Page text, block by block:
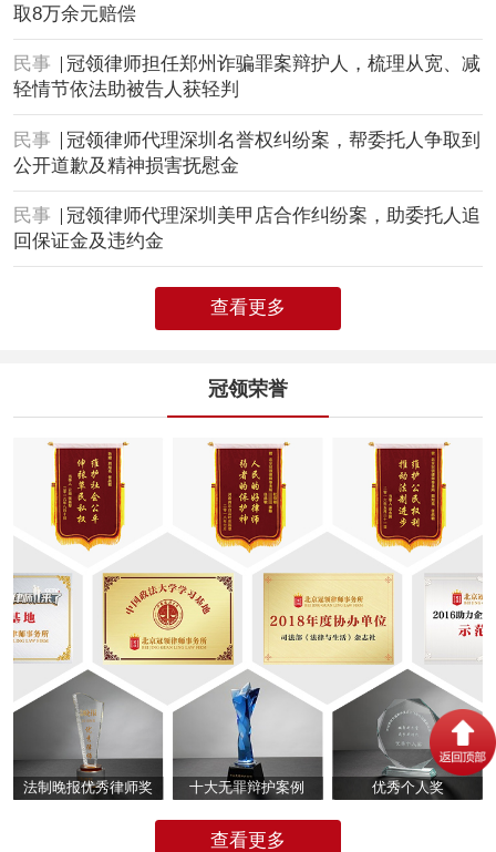
取8万余元赔偿
民事
冠领律师担任郑州诈骗罪案辩护人，梳理从宽、减
轻情节依法助被告人获轻判
民事
冠领律师代理深圳名誉权纠纷案，帮委托人争取到
公开道歉及精神损害抚慰金
民事
冠领律师代理深圳美甲店合作纠纷案，助委托人追
回保证金及违约金
查看更多
冠领荣誉
法制晚报优秀律师奖 十大无罪辩护案例 优秀个人奖
查看更多